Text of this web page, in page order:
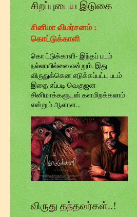
சிறப்புடைய இடுகை
சினிமா விமர்சனம் :
கொட்டுக்காளி
கொ ட்டுக்காளி- இந்தப் படம்
நல்லாயில்லை என்றும், இது
விருதுக்கென எடுக்கப்பட்ட படம்
இதை எப்படி வெகுஜன
சினிமாக்களுடன் களமிறக்கலாம்
என்றும் ஆளாள...
விருது தந்தவர்கள்..!